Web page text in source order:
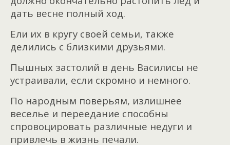
дать весне полный ход.
Ели их в кругу своей семьи, также
делились с близкими друзьями.
Пышных застолий в день Василисы не
устраивали, если скромно и немного.
По народным поверьям, излишнее
веселье и переедание способны
спровоцировать различные недуги и
привлечь в жизнь печали.